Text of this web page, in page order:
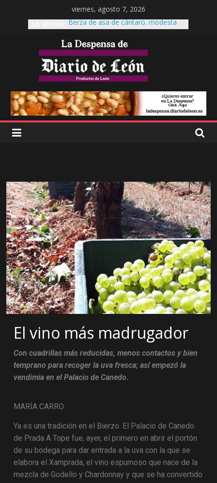
viernes, agosto 7, 2026
Berza de asa de cántaro. modesta
Cecinas Garrote
Cecinas Garrote Astorga, La cecina a
otro nivel.
Es tiempo de Productos de León
El garbanzo pico pardal, patrimonio
leonés
El vino más madrugador
Con cuadrillas más reducidas, menos contactos y bien
temprano para recoger la uva fresca; así empezó la
vendimia en el Palacio de Canedo.
MARÍA CARRO
Ya es una tradición en el Bierzo. El Palacio de Canedo
de Prada A Tope fue, ayer, el primero en abrir el portón
de su bodega para dar entrada a la uva con la que se
elabora el Xamprada, el vino espumoso que nace de la
mezcla de Godello y Chardonnay y que se ha convertido